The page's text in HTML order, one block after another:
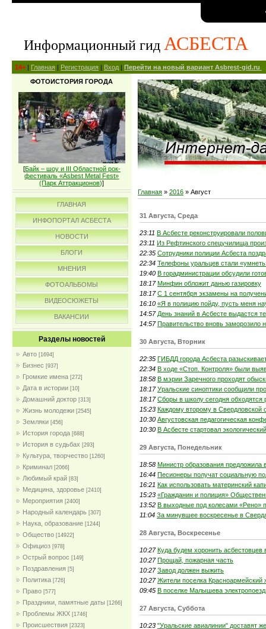
Информационный гид АСБЕСТА
14+ | Главная | Регистрация | Вход | Перейти на новый вариант Asbrest-gid.ru
ФОТОИСТОРИЯ ГОРОДА
[Байк – шоу и III Областной рок-
фестиваль «Asbest Metal Fest»
(Парк Аттракционов)]
ГЛАВНАЯ
ИНФОПОРТАЛ АСБЕСТА
НОВОСТИ
БЛОГИ
МНЕНИЯ
ФОТОАЛЬБОМЫ
ВИДЕОСЮЖЕТЫ
ВАКАНСИИ
Разделы новостей
Авто [1694]
Бизнес [937]
Громкие имена [272]
Дата в истории [10]
Домашний доктор [313]
Жизнь молодежи [2545]
Земляки [456]
История города [688]
История в судьбах [293]
Культура, творчество [1260]
Криминал [2066]
Любимый край [83]
Медицина, здоровье [2410]
Мероприятия [2400]
Народный календарь [307]
Наука, образование [1244]
Общество [14922]
Официоз [978]
Острый вопрос [149]
Поздравления [5]
Политика [726]
Право [577]
Праздники, памятные даты [1266]
Проблемы ЖКХ [1746]
Проиcшествия [2323]
Главная » 2016 » Август
31 Августа, Среда
23:11 В Асбесте реконструировали
23:11 Из Рефтинского спецучилища
22:35 Сотрудники полиции Асбеста
22:34 Телефоны уральцев стали
19:40 В горадминистрации обсудили
18:17 Минфин обложит данью газировку
18:17 С 1 сентября экзамены на
16:10 «Я в полицию пойду, пусть меня
14:57 День знаний в Асбесте выдастся
14:57 Правительство вновь заморозило
30 Августа, Вторник
22:35 ГИБДД города Асбеста
22:34 В ходе «Стоп. Контроля» были
18:58 В мэрии Заречного проходят
18:17 Уральские синоптики сообщили
18:17 Сборы в школу сегодня обходятся
15:23 Каждому второму в Свердловской
10:30 Августовская педагогическая
10:30 В Асбесте стартовал
29 Августа, Понедельник
18:58 Министр образования предложила
16:44 Песионеры получат социальную
16:21 Как использовать материнский
15:23 «Гражданин и полиция»
13:52 В выходные под колесами «Рено»
11:04 За минувшее воскресенье в
28 Августа, Воскресенье
10:27 Куда будем хоронить
10:27 Прощай, пожарная часть
10:27 Завод должен выжить
10:27 Жители поселка
09:45 В поселке Малышева
27 Августа, Суббота
10:23 "Уральские авиалинии" доставят